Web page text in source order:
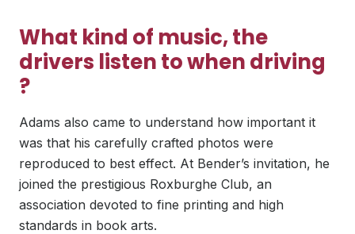
What kind of music, the
drivers listen to when driving
?
Adams also came to understand how important it
was that his carefully crafted photos were
reproduced to best effect. At Bender’s invitation, he
joined the prestigious Roxburghe Club, an
association devoted to fine printing and high
standards in book arts.